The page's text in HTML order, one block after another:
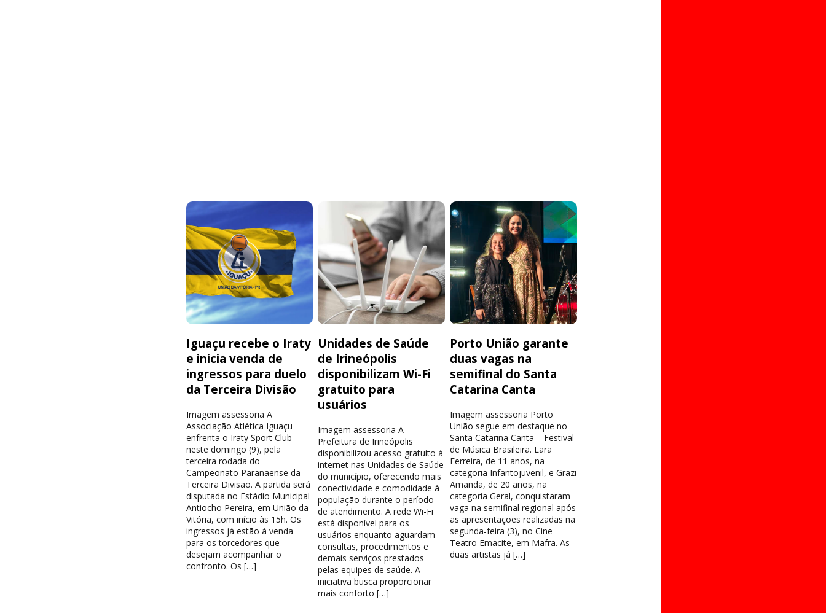
Iguaçu recebe o Iraty
e inicia venda de
ingressos para duelo
da Terceira Divisão
Imagem assessoria A
Associação Atlética Iguaçu
enfrenta o Iraty Sport Club
neste domingo (9), pela
terceira rodada do
Campeonato Paranaense da
Terceira Divisão. A partida será
disputada no Estádio Municipal
Antiocho Pereira, em União da
Vitória, com início às 15h. Os
ingressos já estão à venda
para os torcedores que
desejam acompanhar o
confronto. Os […]
Unidades de Saúde
de Irineópolis
disponibilizam Wi-Fi
gratuito para
usuários
Imagem assessoria A
Prefeitura de Irineópolis
disponibilizou acesso gratuito à
internet nas Unidades de Saúde
do município, oferecendo mais
conectividade e comodidade à
população durante o período
de atendimento. A rede Wi-Fi
está disponível para os
usuários enquanto aguardam
consultas, procedimentos e
demais serviços prestados
pelas equipes de saúde. A
iniciativa busca proporcionar
mais conforto […]
Porto União garante
duas vagas na
semifinal do Santa
Catarina Canta
Imagem assessoria Porto
União segue em destaque no
Santa Catarina Canta – Festival
de Música Brasileira. Lara
Ferreira, de 11 anos, na
categoria Infantojuvenil, e Grazi
Amanda, de 20 anos, na
categoria Geral, conquistaram
vaga na semifinal regional após
as apresentações realizadas na
segunda-feira (3), no Cine
Teatro Emacite, em Mafra. As
duas artistas já […]